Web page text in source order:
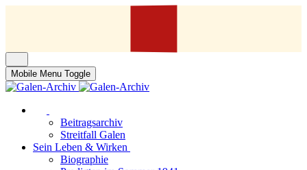
Mobile Menu Toggle
Beitragsarchiv
Streitfall Galen
Sein Leben & Wirken
Biographie